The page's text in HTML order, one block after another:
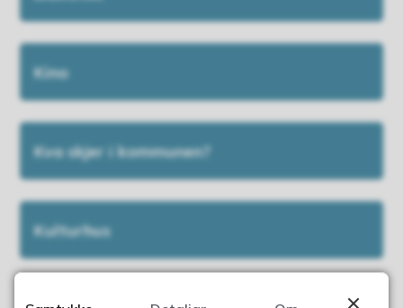
Kino
Kva skjer i kommunen?
Kulturhus